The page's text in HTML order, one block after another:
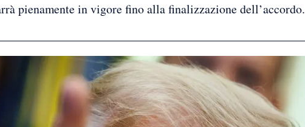
pienamente in vigore fino alla finalizzazione dell’accordo.